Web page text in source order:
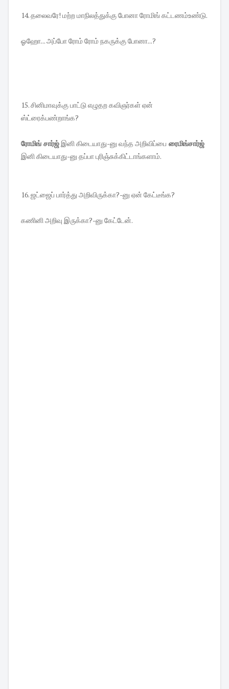
14. தலைவரே! மற்ற மாநிலத்துக்கு போனா ரோமிங் கட்டணம்உண்டு.
ஓஹோ... அப்போ ரோம் ரோம் நகருக்கு போனா...?
15. சினிமாவுக்கு பாட்டு எழுதற கவிஞர்கள் ஏன்
ஸ்ட்ரைக்பண்றாங்க?
ரோமிங் சார்ஜ்இனி கிடையாது-னு வந்த அறிவிப்பை ரைமிங்சார்ஜ்
இனி கிடையாது-னு தப்பா புரிஞ்சுக்கிட்டாங்களாம்.
16. ஜட்ஜைப் பார்த்து அறிவிருக்கா?-னு ஏன் கேட்டீங்க?
கணினி அறிவு இருக்கா?-னு கேட்டேன்.